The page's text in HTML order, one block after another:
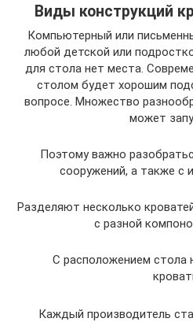
Виды конструкций
Компьютерный или
любой детской или
для стола нет места.
столом будет хорошим
вопросе. Множество
может
Поэтому важно
сооружений, а также с
Разделяют несколько
с разной
С расположением стола
Каждый производитель